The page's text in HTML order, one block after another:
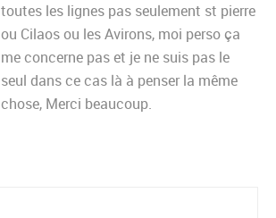
toutes les lignes pas seulement st pierre
ou Cilaos ou les Avirons, moi perso ça
me concerne pas et je ne suis pas le
seul dans ce cas là à penser la même
chose, Merci beaucoup.